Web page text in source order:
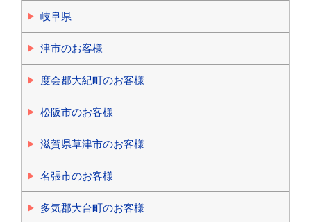
岐阜県
津市のお客様
度会郡大紀町のお客様
松阪市のお客様
滋賀県草津市のお客様
名張市のお客様
多気郡大台町のお客様